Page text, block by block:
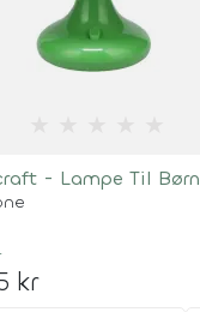
- Lampe Til Børn
kr